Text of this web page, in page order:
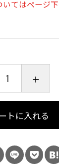
届け時、
します。
、７営業
―
都産
てはページ
トに入れる